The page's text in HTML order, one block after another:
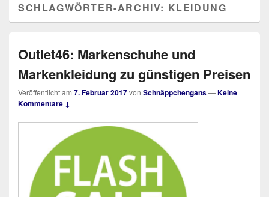
SCHLAGWÖRTER-ARCHIV: KLEIDUNG
Outlet46: Markenschuhe und
Markenkleidung zu günstigen Preisen
Veröffentlicht am 7. Februar 2017von Schnäppchengans—Keine
Kommentare ↓